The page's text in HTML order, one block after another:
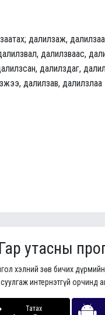
далилзаж,
далилзваас,
далилздаг,
далилзав, далилзлаа
Гар утасны
хэлний зөв бичих
суулгаж интернэтгүй орчинд
Татах